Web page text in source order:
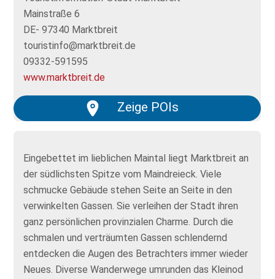
Mainstraße 6
DE- 97340 Marktbreit
touristinfo@marktbreit.de
09332-591595
www.marktbreit.de
Zeige POIs
Eingebettet im lieblichen Maintal liegt Marktbreit an
der südlichsten Spitze vom Maindreieck. Viele
schmucke Gebäude stehen Seite an Seite in den
verwinkelten Gassen. Sie verleihen der Stadt ihren
ganz persönlichen provinzialen Charme. Durch die
schmalen und verträumten Gassen schlendernd
entdecken die Augen des Betrachters immer wieder
Neues. Diverse Wanderwege umrunden das Kleinod